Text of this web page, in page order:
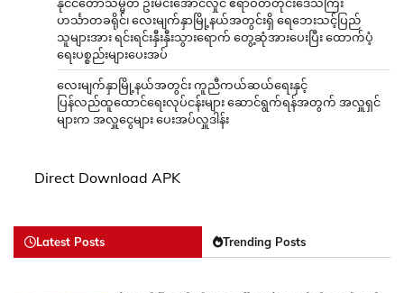
ဟင်္သာတခရိုင်၊ လေးမျက်နှာမြို့နယ်အတွင်းရှိ ရေဘေးသင့်ပြည်
သူများအား ရင်းရင်းနှီးနှီးသွားရောက် တွေ့ဆုံအားပေးပြီး ထောက်ပံ့
ရေးပစ္စည်းများပေးအပ်
လေးမျက်နှာမြို့နယ်အတွင်း ကူညီကယ်ဆယ်ရေးနှင့်
ပြန်လည်ထူထောင်ရေးလုပ်ငန်းများ ဆောင်ရွက်ရန်အတွက် အလှူရှင်
များက အလှူငွေများ ပေးအပ်လှူဒါန်း
Direct Download APK
Latest Posts Trending Posts